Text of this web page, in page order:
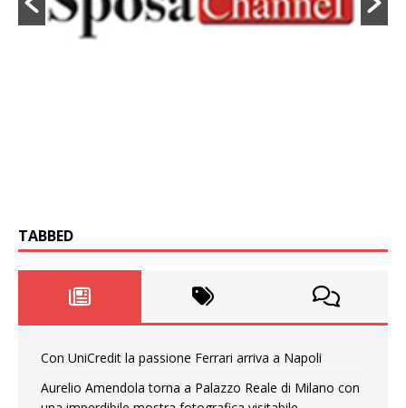
TABBED
Con UniCredit la passione Ferrari arriva a Napoli
Aurelio Amendola torna a Palazzo Reale di Milano con